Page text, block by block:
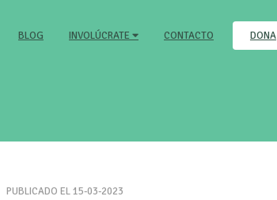
BLOG INVOLÚCRATE CONTACTO DONA
PUBLICADO EL 15-03-2023